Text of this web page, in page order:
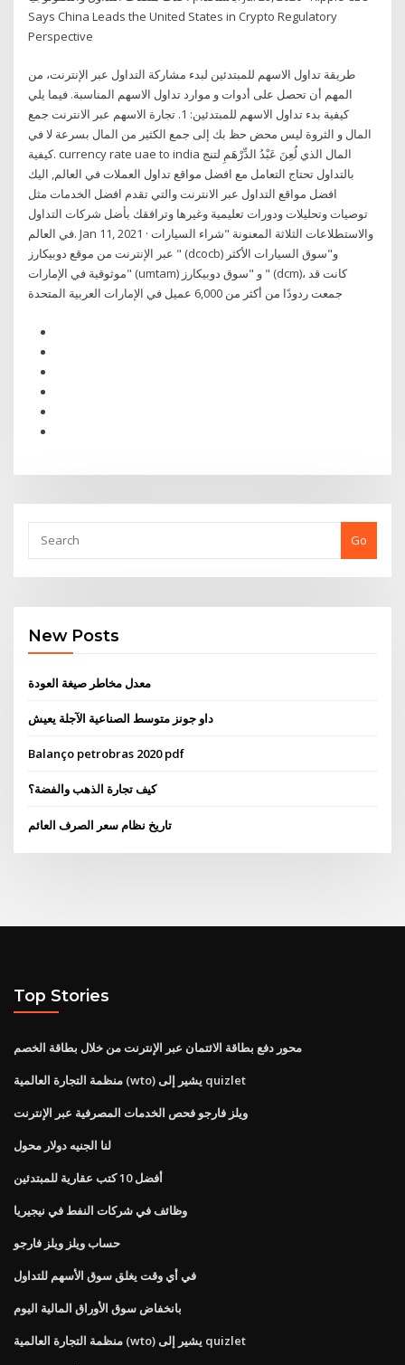
Says China Leads the United States in Crypto Regulatory
Perspective
طريقة تداول الاسهم للمبتدئين لبدء مشاركة التداول عبر الإنترنت، من
المهم أن تحصل على أدوات و موارد تداول الاسهم المناسبة. فيما يلي
كيفية بدء تداول الاسهم للمبتدئين: 1. تجارة الاسهم عبر الانترنت جمع
المال و الثروة ليس محض حظ بك إلى جمع الكثير من المال بسرعة لا في
كيفية. currency rate uae to india المال الذي لُعِنَ عَبْدُ الدِّرْهَمِ لتنج
بالتداول تحتاج التعامل مع افضل مواقع تداول العملات في العالم, اليك
افضل مواقع التداول عبر الانترنت والتي تقدم افضل الخدمات مثل
توصيات وتحليلات ودورات تعليمية وغيرها وترافقك بأضل شركات التداول
في العالم. Jan 11, 2021 · والاستطلاعات الثلاثة المعنونة "شراء السيارات
عبر الإنترنت من موقع دوبيكارز " (dcocb) و"سوق السيارات الأكثر
موثوقية في الإمارات" (umtam) و "سوق دوبيكارز " (dcm)، كانت قد
جمعت ردودًا من أكثر من 6,000 عميل في الإمارات العربية المتحدة
Go
New Posts
معدل مخاطر صيغة العودة
داو جونز متوسط ​​الصناعية الآجلة يعيش
Balanço petrobras 2020 pdf
كيف تجارة الذهب والفضة؟
تاريخ نظام سعر الصرف العائم
Top Stories
محور دفع بطاقة الائتمان عبر الإنترنت من خلال بطاقة الخصم
منظمة التجارة العالمية (wto) يشير إلى quizlet
ويلز فارجو فحص الخدمات المصرفية عبر الإنترنت
لنا الجنيه دولار محول
أفضل 10 كتب عقارية للمبتدئين
وظائف في شركات النفط في نيجيريا
حساب ويلز ويلز فارجو
في أي وقت يغلق سوق الأسهم للتداول
بانخفاض سوق الأوراق المالية اليوم
منظمة التجارة العالمية (wto) يشير إلى quizlet